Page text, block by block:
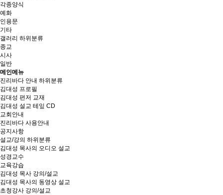
각종양식
예화
인용문
기타
갤러리 하위분류
종교
시사
일반
메인메뉴
진리바다 안내 하위분류
김대성 프로필
김대성 편저 교재
김대성 설교 테잎 CD
교회안내
진리바다 사용안내
공지사항
설교/강의 하위분류
김대성 목사의 오디오 설교
성경교수
교육강습
김대성 목사 강의/설교
김대성 목사의 동영상 설교
초청강사 강의/설교